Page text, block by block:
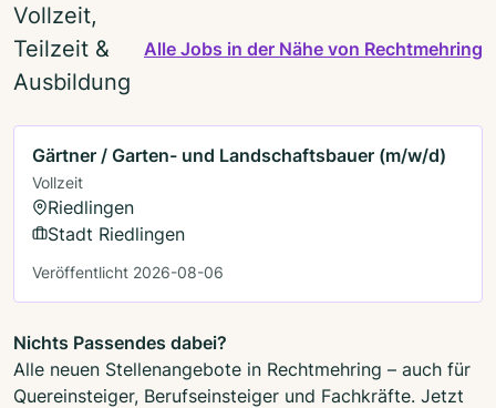
Vollzeit,
Teilzeit &
Ausbildung
Alle Jobs in der Nähe von Rechtmehring
Gärtner / Garten- und Landschaftsbauer (m/w/d)
Vollzeit
Riedlingen
Stadt Riedlingen
Veröffentlicht 2026-08-06
Nichts Passendes dabei?
Alle neuen Stellenangebote in Rechtmehring – auch für
Quereinsteiger, Berufseinsteiger und Fachkräfte. Jetzt